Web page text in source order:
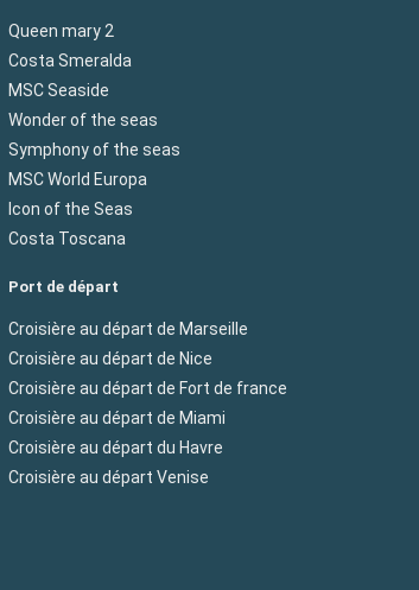
Queen mary 2
Costa Smeralda
MSC Seaside
Wonder of the seas
Symphony of the seas
MSC World Europa
Icon of the Seas
Costa Toscana
Port de départ
Croisière au départ de Marseille
Croisière au départ de Nice
Croisière au départ de Fort de france
Croisière au départ de Miami
Croisière au départ du Havre
Croisière au départ Venise